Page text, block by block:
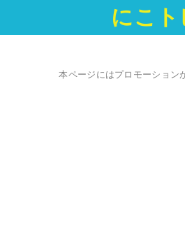
にこト
本ページにはプロモーション